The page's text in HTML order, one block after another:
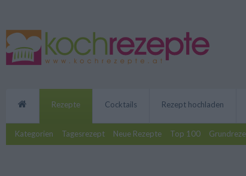
Rezepte
Kategorien Tagesrezept Neue Rezepte Top 100
Cocktails Rezept hochladen